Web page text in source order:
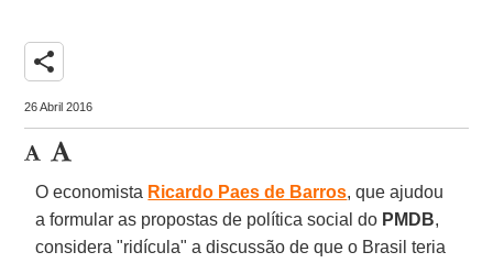
share
26 Abril 2016
O economista Ricardo Paes de Barros, que ajudou
a formular as propostas de política social do PMDB,
considera "ridícula" a discussão de que o Brasil teria